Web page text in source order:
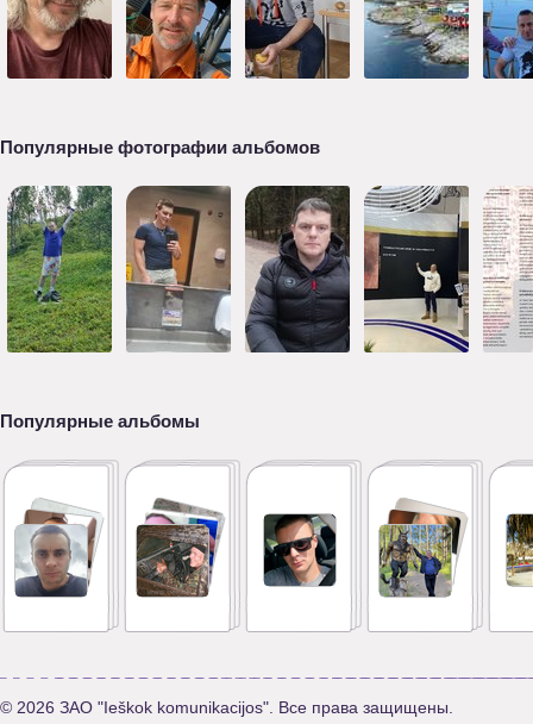
Популярные фотографии альбомов
Популярные альбомы
© 2026 ЗАО "Ieškok komunikacijos". Все права защищены.